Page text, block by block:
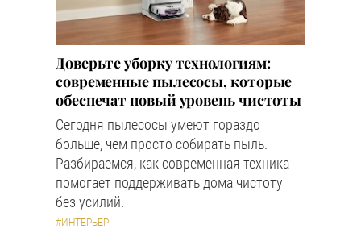
Доверьте уборку технологиям:
современные пылесосы, которые
обеспечат новый уровень чистоты
Сегодня пылесосы умеют гораздо
больше, чем просто собирать пыль.
Разбираемся, как современная техника
помогает поддерживать дома чистоту
без усилий.
#ИНТЕРЬЕР